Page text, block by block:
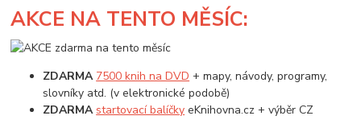
AKCE NA TENTO MĚSÍC:
ZDARMA 7500 knih na DVD + mapy, návody, programy,
slovníky atd. (v elektronické podobě)
ZDARMA startovací balíčky eKnihovna.cz + výběr CZ